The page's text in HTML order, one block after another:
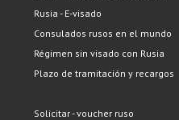
Rusia - E-visado
Consulados rusos en el mundo
Régimen sin visado con Rusia
Plazo de tramitación y recargos
Solicitar - voucher ruso